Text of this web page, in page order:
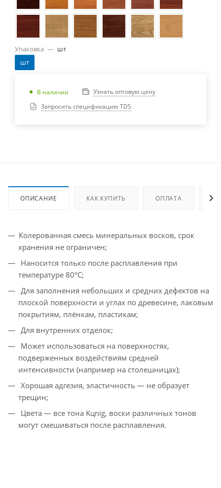
Упаковка — шт
шт
В наличии
Узнать оптовую цену
Запросить спецификацию TDS
ОПИСАНИЕ КАК КУПИТЬ ОПЛАТА
Колерованная смесь минеральных восков, срок
хранения не ограничен;
Наносится только после расплавления при
температуре 80°С;
Для заполнения небольших и средних дефектов на
плоской поверхности и углах по древесине, лаковым
покрытиям, плёнкам, пластикам;
Для внутренних отделок;
Может использоваться на поверхностях,
подверженных воздействиям средней
интенсивности (например на столешницах);
Хорошая адгезия, эластичность — не образует
трещин;
Цвета — все тона Kцnig, воски различных тонов
могут смешиваться после расплавления.